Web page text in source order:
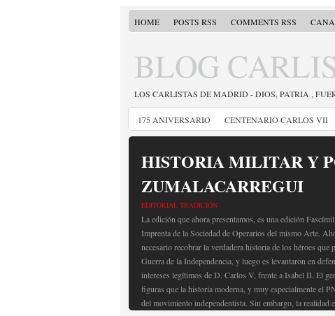
HOME POSTS RSS COMMENTS RSS
BLOG
LOS CARLISTAS DE MADRID - DIOS, PATRIA ,
175 ANIVERSARIO CENTENARIO CARLOS VII
HISTORIA MILITAR Y
ZUMALACARREGUI
EDITORIAL TRADICIÓN
La edición que ahora presentamos, es una edición
Imprenta de la Sociedad de Operarios del mismo Arte.
necesario recobrar la verdadera historia de los héroes
Guerra de la Independencia, y luego es levantaron en
intereses legítimos de D. Carlos V, frente a Isabel II. El
figuras que la historia moderna, y muy especialmente el
del movimiento independentista. Sin embargo, la realidad